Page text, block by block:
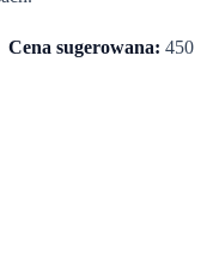
Cena sugerowana: 450